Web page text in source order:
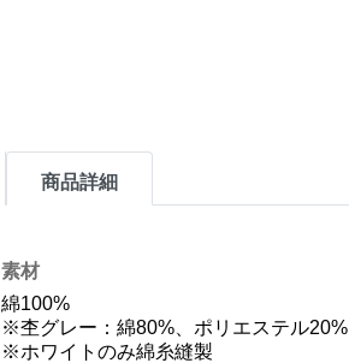
商品詳細
素材
綿100%
※杢グレー：綿80%、ポリエステル20%
※ホワイトのみ綿糸縫製